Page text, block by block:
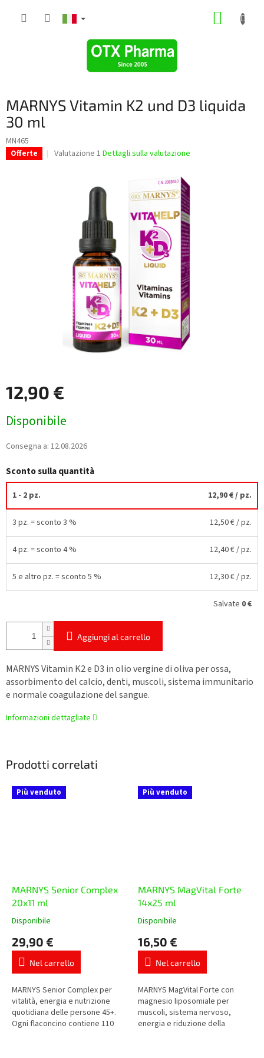
MARNYS Vitamin K2 und D3 liquida
30 ml
MN465
Offerte
La
Valutazione 1 Dettagli sulla valutazione
12,90 €
della
Disponibile
Consegna a: 12.08.2026
Sconto sulla quantità
1 - 2 pz. 12,90 €/ pz.
3 pz. = sconto 3 % 12,50 €/ pz.
4 pz. = sconto 4 % 12,40 €/ pz.
5 e altro pz. = sconto 5 % 12,30 €/ pz.
Salvate 0 €
Aggiungi al carrello
MARNYS Vitamin K2 e D3 in olio vergine di oliva per ossa,
assorbimento del calcio, denti, muscoli, sistema immunitario
e normale coagulazione del sangue.
Informazioni dettagliate
Prodotti correlati
Più venduto
MARNYS Senior Complex
20x11 ml
La
media
del
prodotto
5,0
su
5
stelle.
Disponibile
29,90 €
Nel carrello
MARNYS Senior Complex per
vitalità, energia e nutrizione
quotidiana delle persone 45+.
Ogni flaconcino contiene 110
Più venduto
MARNYS MagVital Forte
14x25 ml
La
media
del
prodotto
5,0
su
5
stelle.
Disponibile
16,50 €
Nel carrello
MARNYS MagVital Forte con
magnesio liposomiale per
muscoli, sistema nervoso,
energia e riduzione della